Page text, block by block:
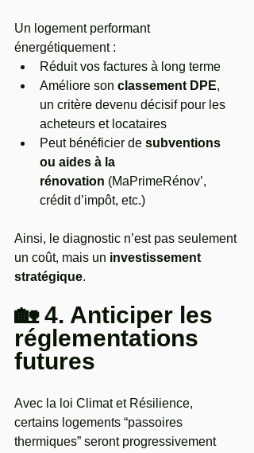
Un logement performant
énergétiquement :
Réduit vos factures à long terme
Améliore son classement DPE,
un critère devenu décisif pour les
acheteurs et locataires
Peut bénéficier de subventions
ou aides à la
rénovation (MaPrimeRénov’,
crédit d’impôt, etc.)
Ainsi, le diagnostic n’est pas seulement
un coût, mais un investissement
stratégique.
🏡 4. Anticiper les
réglementations
futures
Avec la loi Climat et Résilience,
certains logements “passoires
thermiques” seront progressivement